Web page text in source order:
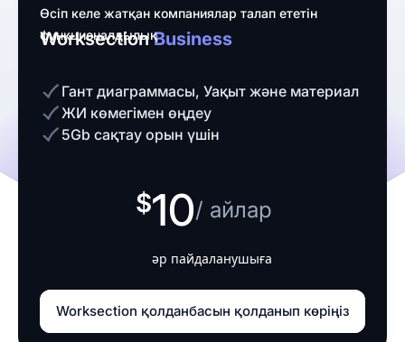
WorksectionBusiness
Өсіп келе жатқан компаниялар талап ететін
функционалдылық
Гант диаграммасы, Уақыт және материал
ЖИ көмегімен өңдеу
5Gb сақтау орын үшін
10/ айлар
әр пайдаланушыға
Worksection қолданбасын қолданып көріңіз